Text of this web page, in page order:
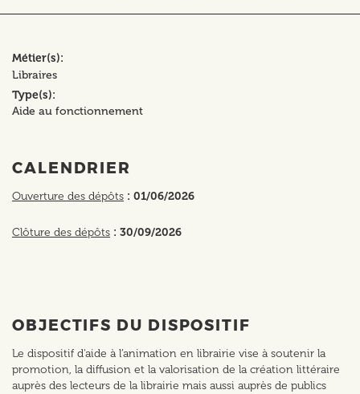
Métier(s)
Libraires
Type(s)
Aide au fonctionnement
CALENDRIER
Ouverture des dépôts : 01/06/2026
Clôture des dépôts : 30/09/2026
OBJECTIFS DU DISPOSITIF
Le dispositif d'aide à l’animation en librairie vise à soutenir la
promotion, la diffusion et la valorisation de la création littéraire
auprès des lecteurs de la librairie mais aussi auprès de publics